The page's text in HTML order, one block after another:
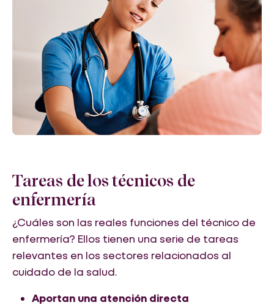
Tareas de los técnicos de
enfermería
¿Cuáles son las reales funciones del técnico de
enfermería? Ellos tienen una serie de tareas
relevantes en los sectores relacionados al
cuidado de la salud.
Aportan una atención directa